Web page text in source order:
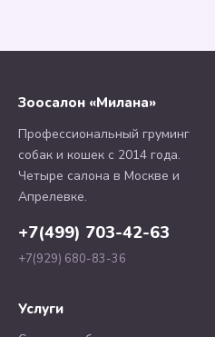
Зоосалон «Милана»
Профессиональный груминг
собак и кошек с 2014 года.
Четыре салона в Москве и
Апрелевке.
+7(499) 703-42-63
+7(929) 680-83-36
Услуги